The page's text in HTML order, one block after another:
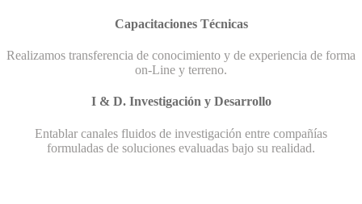
Capacitaciones Técnicas
Realizamos transferencia de conocimiento y de experiencia de forma
on-Line y terreno.
I & D. Investigación y Desarrollo
Entablar canales fluidos de investigación entre compañías
formuladas de soluciones evaluadas bajo su realidad.